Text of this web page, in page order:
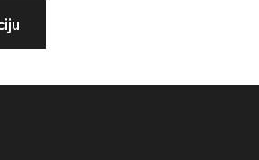
iskustvo, bez ometanja ili gubitka